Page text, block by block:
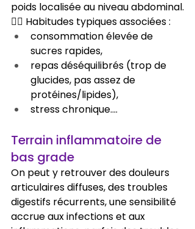
poids localisée au niveau abdominal.
👉🏻 Habitudes typiques associées :
consommation élevée de
sucres rapides,
repas déséquilibrés (trop de
glucides, pas assez de
protéines/lipides),
stress chronique....
Terrain inflammatoire de
bas grade
On peut y retrouver des douleurs
articulaires diffuses, des troubles
digestifs récurrents, une sensibilité
accrue aux infections et aux